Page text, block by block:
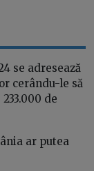
se adresează
cerându-le să
de
ar putea